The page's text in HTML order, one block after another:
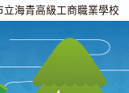
立海青高級工商職業學校